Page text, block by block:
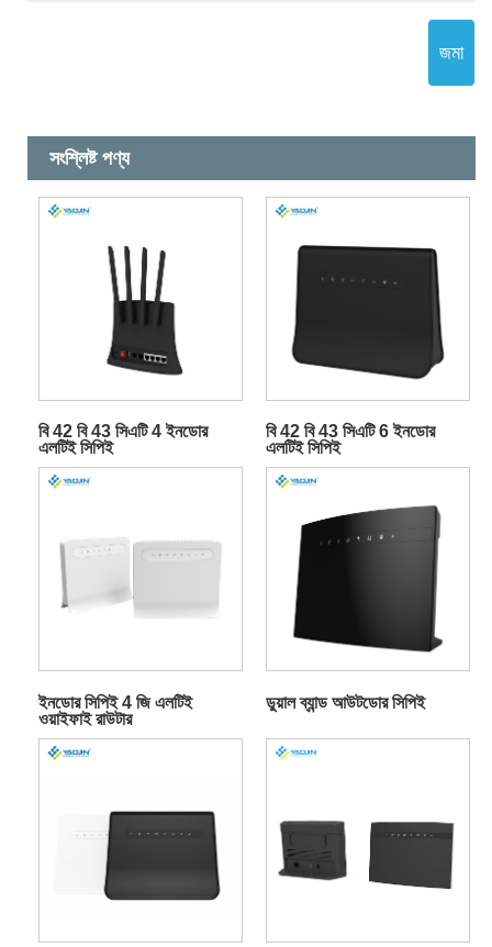
জমা
সংশ্লিষ্ট পণ্য
বি 42 বি 43 সিএটি 4 ইনডোর
এলটিই সিপিই
বি 42 বি 43 সিএটি 6 ইনডোর
এলটিই সিপিই
ইনডোর সিপিই 4 জি এলটিই
ওয়াইফাই রাউটার
ডুয়াল ব্যান্ড আউটডোর সিপিই